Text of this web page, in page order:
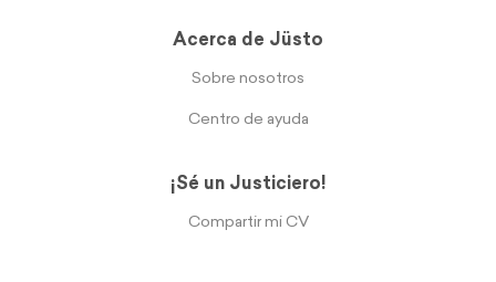
Acerca de Jüsto
Sobre nosotros
Centro de ayuda
¡Sé un Justiciero!
Compartir mi CV